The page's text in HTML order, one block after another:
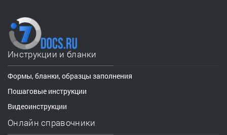
Инструкции и бланки
Формы, бланки, образцы заполнения
Пошаговые инструкции
Видеоинструкции
Онлайн справочники